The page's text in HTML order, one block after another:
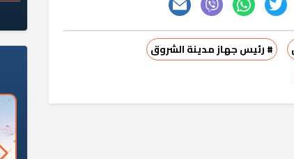
# رئيس جهاز مدينة الشروق